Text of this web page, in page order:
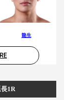
龍生
1R